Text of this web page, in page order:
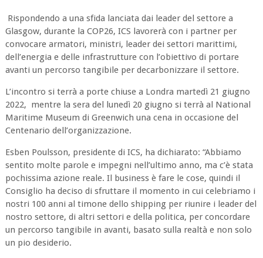
Rispondendo a una sfida lanciata dai leader del settore a
Glasgow, durante la COP26, ICS lavorerà con i partner per
convocare armatori, ministri, leader dei settori marittimi,
dell’energia e delle infrastrutture con l’obiettivo di portare
avanti un percorso tangibile per decarbonizzare il settore.
L’incontro si terrà a porte chiuse a Londra martedì 21 giugno
2022, mentre la sera del lunedì 20 giugno si terrà al National
Maritime Museum di Greenwich una cena in occasione del
Centenario dell’organizzazione.
Esben Poulsson, presidente di ICS, ha dichiarato: “Abbiamo
sentito molte parole e impegni nell’ultimo anno, ma c’è stata
pochissima azione reale. Il business è fare le cose, quindi il
Consiglio ha deciso di sfruttare il momento in cui celebriamo i
nostri 100 anni al timone dello shipping per riunire i leader del
nostro settore, di altri settori e della politica, per concordare
un percorso tangibile in avanti, basato sulla realtà e non solo
un pio desiderio.